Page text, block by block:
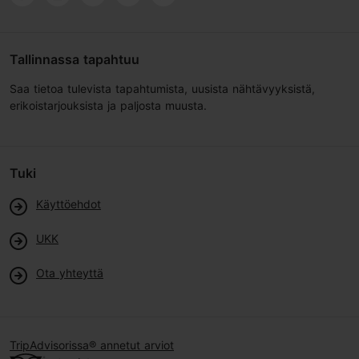
Tallinnassa tapahtuu
Saa tietoa tulevista tapahtumista, uusista nähtävyyksistä,
erikoistarjouksista ja paljosta muusta.
Tuki
Käyttöehdot
UKK
Ota yhteyttä
TripAdvisorissa® annetut arviot